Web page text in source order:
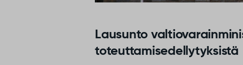
Lausunto
toteuttamisedellytyksistä